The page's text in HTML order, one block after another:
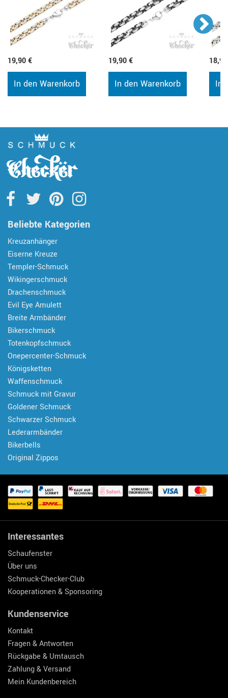
19,90 €
In den Warenkorb
19,90 €
In den Warenkorb In
Beliebte Kategorien
Kreuzanhänger
Eiserne Kreuze
Templer-Schmuck
Wikingerschmuck
Drachenschmuck
Evil Eye Amulett
Breite Armbänder
Bikerschmuck
Totenkopfschmuck
Onepercenter-Schmuck
Königsketten
Waffenschmuck
Schmuck mit Gravur
Goldener Schmuck
Schwarzer Schmuck
Lederarmbänder
Bikerbells
Original Zippos
Interessantes
Schaufenster
Über uns
Schmuck-Checker-Club
Kooperationen & Sponsoring
Kundenservice
Kontakt
Fragen & Antworten
Rückgabe & Umtausch
Zahlung & Versand
Mein Kundenbereich